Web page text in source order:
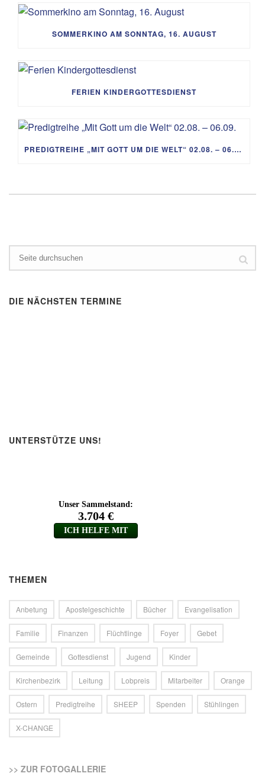
SOMMERKINO AM SONNTAG, 16. AUGUST
FERIEN KINDERGOTTESDIENST
PREDIGTREIHE „MIT GOTT UM DIE WELT“ 02.08. – 06.09.
DIE NÄCHSTEN TERMINE
UNTERSTÜTZE UNS!
THEMEN
Anbetung Apostelgeschichte Bücher Evangelisation
Familie Finanzen Flüchtlinge Foyer Gebet
Gemeinde Gottesdienst Jugend Kinder
Kirchenbezirk Leitung Lobpreis Mitarbeiter Orange
Ostern Predigtreihe SHEEP Spenden Stühlingen
X-CHANGE
>> ZUR FOTOGALLERIE